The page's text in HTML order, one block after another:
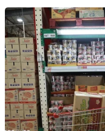
Đại dịch cúm Tây Ban
(Nguồn:
Đại dịch cúm năm
“cúm Tây Ban Nha”
nguy hiểm nhất trong
khoảng 500 triệu